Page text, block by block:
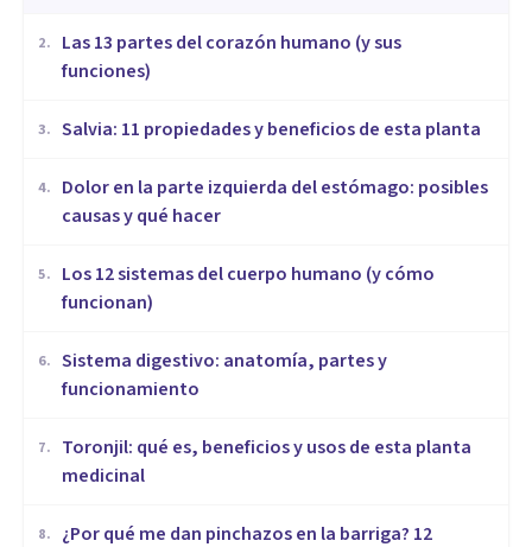
2.
Las 13 partes del corazón humano (y sus
funciones)
3. Salvia: 11 propiedades y beneficios de esta planta
4.
Dolor en la parte izquierda del estómago: posibles
causas y qué hacer
5.
Los 12 sistemas del cuerpo humano (y cómo
funcionan)
6. Sistema digestivo: anatomía, partes y
funcionamiento
7.
Toronjil: qué es, beneficios y usos de esta planta
medicinal
8. ¿Por qué me dan pinchazos en la barriga? 12